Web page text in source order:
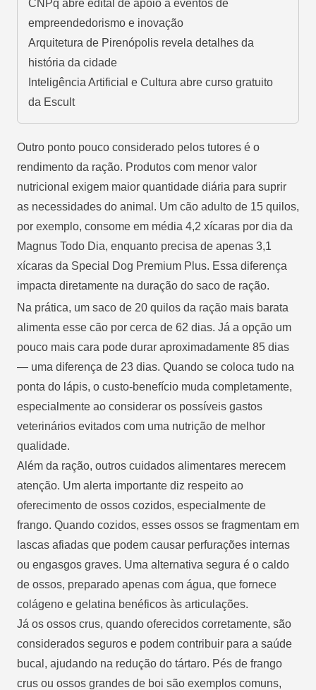
CNPq abre edital de apoio a eventos de
empreendedorismo e inovação
Arquitetura de Pirenópolis revela detalhes da
história da cidade
Inteligência Artificial e Cultura abre curso gratuito
da Escult
Outro ponto pouco considerado pelos tutores é o
rendimento da ração. Produtos com menor valor
nutricional exigem maior quantidade diária para suprir
as necessidades do animal. Um cão adulto de 15 quilos,
por exemplo, consome em média 4,2 xícaras por dia da
Magnus Todo Dia, enquanto precisa de apenas 3,1
xícaras da Special Dog Premium Plus. Essa diferença
impacta diretamente na duração do saco de ração.
Na prática, um saco de 20 quilos da ração mais barata
alimenta esse cão por cerca de 62 dias. Já a opção um
pouco mais cara pode durar aproximadamente 85 dias
— uma diferença de 23 dias. Quando se coloca tudo na
ponta do lápis, o custo-benefício muda completamente,
especialmente ao considerar os possíveis gastos
veterinários evitados com uma nutrição de melhor
qualidade.
Além da ração, outros cuidados alimentares merecem
atenção. Um alerta importante diz respeito ao
oferecimento de ossos cozidos, especialmente de
frango. Quando cozidos, esses ossos se fragmentam em
lascas afiadas que podem causar perfurações internas
ou engasgos graves. Uma alternativa segura é o caldo
de ossos, preparado apenas com água, que fornece
colágeno e gelatina benéficos às articulações.
Já os ossos crus, quando oferecidos corretamente, são
considerados seguros e podem contribuir para a saúde
bucal, ajudando na redução do tártaro. Pés de frango
crus ou ossos grandes de boi são exemplos comuns,